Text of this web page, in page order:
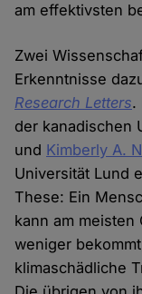
am effektivsten
Zwei
Erkenntnisse
Research Letters.
der kanadischen
und Kimberly A.
Universität Lund
These: Ein
kann am meisten
weniger
klimaschädliche